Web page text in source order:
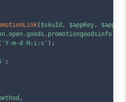
( $skuId , $appKey,
'Y-m-d H:i:s' ) ;
;
,